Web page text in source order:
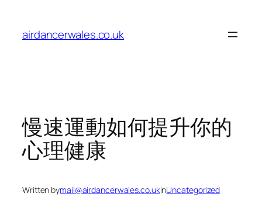
content
airdancerwales.co.uk
慢速運動如何提升你的
心理健康
Written bymail@airdancerwales.co.ukinUncategorized